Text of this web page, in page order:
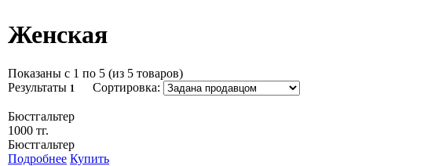
Женская
Показаны с 1 по 5 (из 5 товаров)
Результаты 1 Сортировка:
Бюстгальтер
1000 тг.
Бюстгальтер
Подробнее Купить